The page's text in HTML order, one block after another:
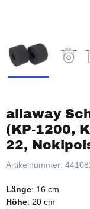
allaway
(KP-1200,
22,
Artikelnummer:
Länge: 16 cm
Höhe: 20 cm